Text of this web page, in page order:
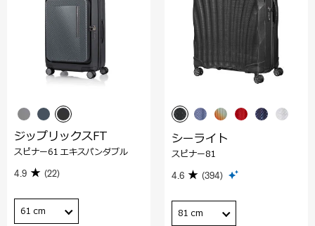
ジップリックスFT
スピナー61 エキスパンダブル
4.9 (22)
61 cm
シーライト
スピナー81
4.6 (394)
81 cm